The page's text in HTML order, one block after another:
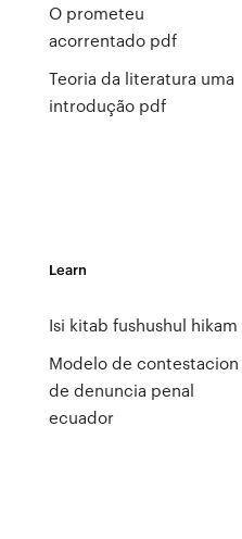
O prometeu
acorrentado pdf
Teoria da literatura uma
introdução pdf
Learn
Isi kitab fushushul hikam
Modelo de contestacion
de denuncia penal
ecuador